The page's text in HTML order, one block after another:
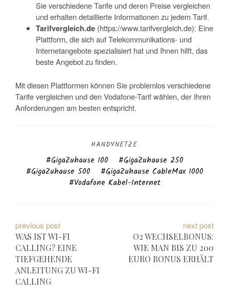
Sie verschiedene Tarife und deren Preise vergleichen
und erhalten detaillierte Informationen zu jedem Tarif.
Tarifvergleich.de (https://www.tarifvergleich.de): Eine
Plattform, die sich auf Telekommunikations- und
Internetangebote spezialisiert hat und Ihnen hilft, das
beste Angebot zu finden.
Mit diesen Plattformen können Sie problemlos verschiedene
Tarife vergleichen und den Vodafone-Tarif wählen, der Ihren
Anforderungen am besten entspricht.
HANDYNETZE
GigaZuhause 100
GigaZuhause 250
GigaZuhause 500
GigaZuhause CableMax 1000
Vodafone Kabel-Internet
B
e
i
t
previous post
WAS IST WI-FI
CALLING? EINE
TIEFGEHENDE
ANLEITUNG ZU WI-FI
CALLING
next post
O2 WECHSELBONUS:
WIE MAN BIS ZU 200
EURO BONUS ERHÄLT